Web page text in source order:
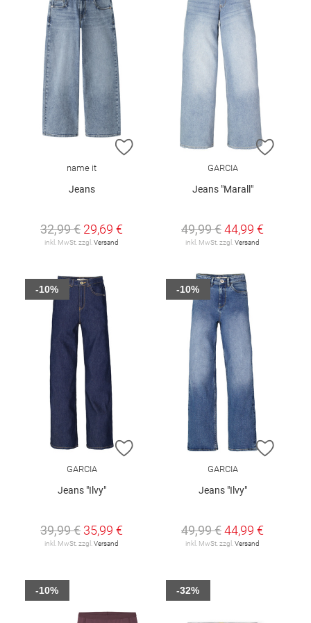
ZUR WUNSCHLISTE HINZUFÜGEN
name it
Jeans
32,99 € 29,69 €
inkl. MwSt. zzgl. Versand
ZUR
GARCIA
Jeans "Marall"
49,99 €44,99 €
inkl. MwSt. zzgl. Versand
ZUR WUNSCHLISTE HINZUFÜGEN
GARCIA
Jeans "Ilvy"
39,99 € 35,99 €
inkl. MwSt. zzgl. Versand
-10%
ZUR
GARCIA
Jeans "Ilvy"
49,99 €44,99 €
inkl. MwSt. zzgl. Versand
-10%
-10% -32%